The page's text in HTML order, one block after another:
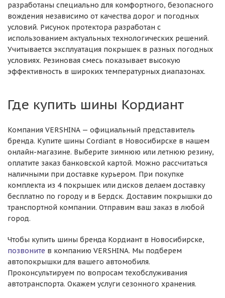
разработаны специально для комфортного, безопасного
вождения независимо от качества дорог и погодных
условий. Рисунок протектора разработан с
использованием актуальных технологических решений.
Учитывается эксплуатация покрышек в разных погодных
условиях. Резиновая смесь показывает высокую
эффективность в широких температурных диапазонах.
Где купить шины Кордиант
Компания VERSHINA — официальный представитель
бренда. Купите шины Cordiant в Новосибирске в нашем
онлайн-магазине. Выберите зимнюю или летнюю резину,
оплатите заказ банковской картой. Можно рассчитаться
наличными при доставке курьером. При покупке
комплекта из 4 покрышек или дисков делаем доставку
бесплатно по городу и в Бердск. Доставим покрышки до
транспортной компании. Отправим ваш заказ в любой
город.
Чтобы купить шины бренда Кордиант в Новосибирске,
позвоните в компанию VERSHINA. Мы подберем
автопокрышки для вашего автомобиля.
Проконсультируем по вопросам техобслуживания
автотранспорта. Окажем услуги сезонного хранения.